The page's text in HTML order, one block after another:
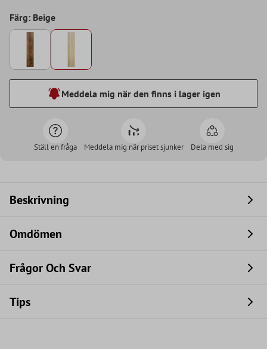
Färg: Beige
Meddela mig när den finns i lager igen
Ställ en fråga Meddela mig när priset sjunker Dela med sig
Beskrivning
Omdömen
Frågor Och Svar
Tips